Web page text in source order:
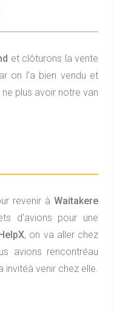
et clôturons la vente
on l’a bien vendu et
plus avoir notre van
revenir à Waitakere
d’avions pour une
, on va aller chez
avions rencontréau
invitéà venir chez elle.